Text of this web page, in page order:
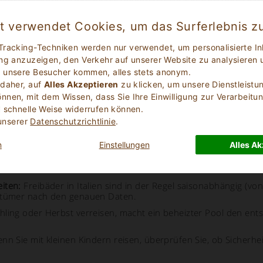
verwendet Cookies, um das Surferlebnis
Techniken werden nur verwendet, um personalisierte
anzuzeigen, den Verkehr auf unserer Website zu analysieren
Besucher kommen, alles stets anonym.
auf Alles Akzeptieren zu klicken, um unsere
mit dem Wissen, dass Sie Ihre Einwilligung zur
Weise widerrufen können.
Datenschutzrichtlinie.
Einstellungen Alles
die historische Architektur mit modernen
Swimmingpools auf dem Portal:
oder Innenpool.
Villen mit Pool auf dem Portal befinden sich in der
ab, ob der Pool ausschließlich Ihrer Villa zur Verfügung
Freibäder in Italien sind in der Regel saisonabhängig
nach den genauen Daten.
oder Herbst verreisen, macht ein beheizter Pool den
Sie mit kleinen Kindern reisen, überprüfen Sie, ob